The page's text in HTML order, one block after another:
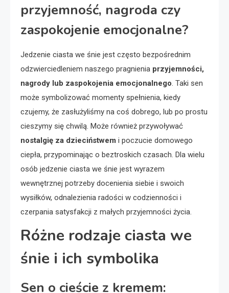
przyjemność, nagroda czy
zaspokojenie emocjonalne?
Jedzenie ciasta we śnie jest często bezpośrednim
odzwierciedleniem naszego pragnienia przyjemności,
nagrody lub zaspokojenia emocjonalnego. Taki sen
może symbolizować momenty spełnienia, kiedy
czujemy, że zasłużyliśmy na coś dobrego, lub po prostu
cieszymy się chwilą. Może również przywoływać
nostalgię za dzieciństwem i poczucie domowego
ciepła, przypominając o beztroskich czasach. Dla wielu
osób jedzenie ciasta we śnie jest wyrazem
wewnętrznej potrzeby docenienia siebie i swoich
wysiłków, odnalezienia radości w codzienności i
czerpania satysfakcji z małych przyjemności życia.
Różne rodzaje ciasta we
śnie i ich symbolika
Sen o cieście z kremem: